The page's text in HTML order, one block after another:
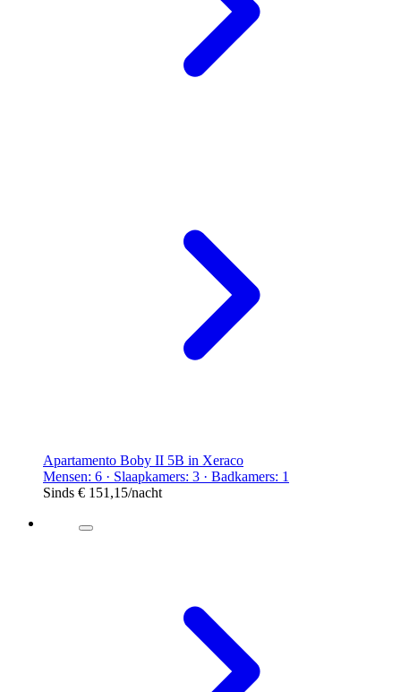
Apartamento Boby II 5B in Xeraco
Mensen: 6 · Slaapkamers: 3 · Badkamers: 1
Sinds € 151,15/nacht